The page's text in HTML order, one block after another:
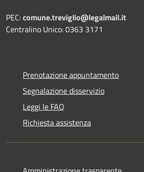
PEC:comune.treviglio@legalmail.it
Centralino Unico: 0363 3171
Prenotazione appuntamento
Segnalazione disservizio
Leggi le FAQ
Richiesta assistenza